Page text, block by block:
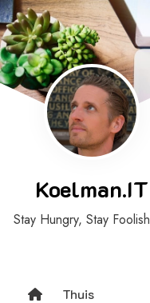
Skip
to
content
Koelman.IT
Stay Hungry, Stay Foolish
Thuis